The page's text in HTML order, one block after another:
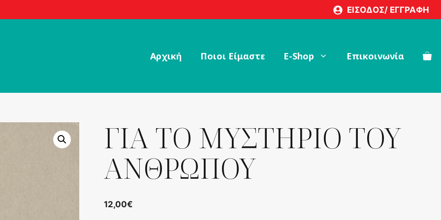
ΕΙΣΟΔΟΣ/ ΕΓΓΡΑΦΗ
Αρχική Ποιοι Είμαστε Ε-Shop Επικοινωνία
ΓΙΑ ΤΟ ΜΥΣΤΗΡΙΟ ΤΟΥ
ΑΝΘΡΩΠΟΥ
12,00€
ΤΟΥ